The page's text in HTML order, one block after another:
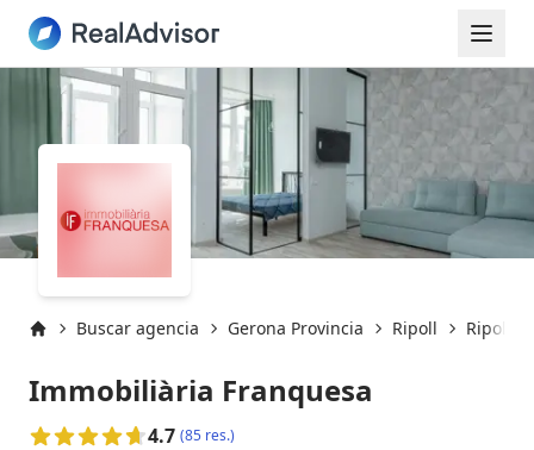
Buscar agencia Gerona Provincia Ripoll Ripoll
Immobiliària Franquesa
4.7 (85 res.)